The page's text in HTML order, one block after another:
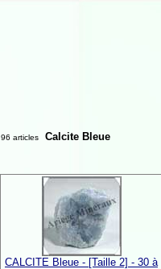
96 articles Calcite Bleue
CALCITE Bleue - [Taille 2] - 30 à